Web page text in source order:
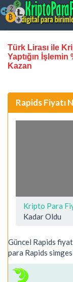
Türk Lirası ile
Yaptığın İşlemin
Kazan
Rapids Fiyatı
Kripto Para
Kadar Oldu
Güncel Rapids
para Rapids